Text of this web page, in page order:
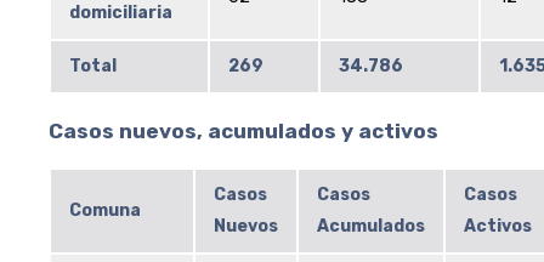
domiciliaria
Total 269 34.786
Casos nuevos, acumulados y activos
Comuna
Casos
Nuevos
Casos
Acumulados
Casos
Activos